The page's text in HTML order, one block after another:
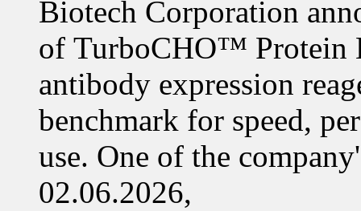
Biotech Corporation
of TurboCHO™ Protein
antibody expression
benchmark for speed,
use. One of the
02.06.2026,